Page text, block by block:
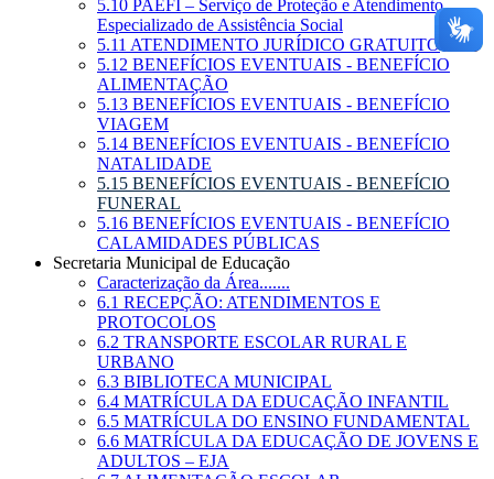
5.10 PAEFI – Serviço de Proteção e Atendimento
Especializado de Assistência Social
5.11 ATENDIMENTO JURÍDICO GRATUITO
5.12 BENEFÍCIOS EVENTUAIS - BENEFÍCIO
ALIMENTAÇÃO
5.13 BENEFÍCIOS EVENTUAIS - BENEFÍCIO
VIAGEM
5.14 BENEFÍCIOS EVENTUAIS - BENEFÍCIO
NATALIDADE
5.15 BENEFÍCIOS EVENTUAIS - BENEFÍCIO
FUNERAL
5.16 BENEFÍCIOS EVENTUAIS - BENEFÍCIO
CALAMIDADES PÚBLICAS
Secretaria Municipal de Educação
Caracterização da Área.......
6.1 RECEPÇÃO: ATENDIMENTOS E
PROTOCOLOS
6.2 TRANSPORTE ESCOLAR RURAL E
URBANO
6.3 BIBLIOTECA MUNICIPAL
6.4 MATRÍCULA DA EDUCAÇÃO INFANTIL
6.5 MATRÍCULA DO ENSINO FUNDAMENTAL
6.6 MATRÍCULA DA EDUCAÇÃO DE JOVENS E
ADULTOS – EJA